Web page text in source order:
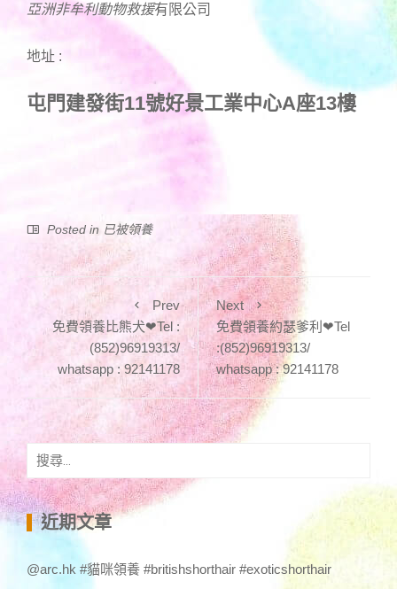
亞洲非牟利動物救援有限公司
地址 :
屯門建發街11號好景工業中心A座13樓
Posted in 已被領養
Prev
免費領養比熊犬❤Tel :
(852)96919313/
whatsapp : 92141178
Next
免費領養約瑟爹利❤Tel
:(852)96919313/
whatsapp : 92141178
搜
尋
關
鍵近期文章
@arc.hk #貓咪領養 #britishshorthair #exoticshorthair